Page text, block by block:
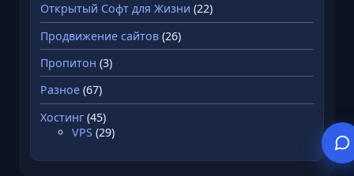
Открытый Софт для Жизни (22)
Продвижение сайтов (26)
Пропитон (3)
Разное (67)
Хостинг (45)
VPS (29)